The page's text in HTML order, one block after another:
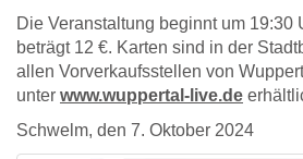
Die Veranstaltung beginnt um 19:30
beträgt 12 €. Karten sind in der
allen Vorverkaufsstellen von
unter www.wuppertal-live.de
Schwelm, den 7. Oktober 2024